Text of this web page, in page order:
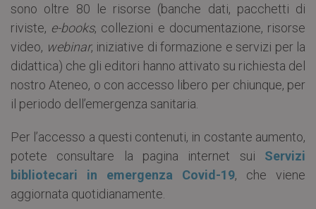
sono oltre 80 le risorse (banche dati, pacchetti di
riviste, e-books, collezioni e documentazione, risorse
video, webinar, iniziative di formazione e servizi per la
didattica) che gli editori hanno attivato su richiesta del
nostro Ateneo, o con accesso libero per chiunque, per
il periodo dell’emergenza sanitaria.
Per l’accesso a questi contenuti, in costante aumento,
potete consultare la pagina internet sui Servizi
bibliotecari in emergenza Covid-19, che viene
aggiornata quotidianamente.